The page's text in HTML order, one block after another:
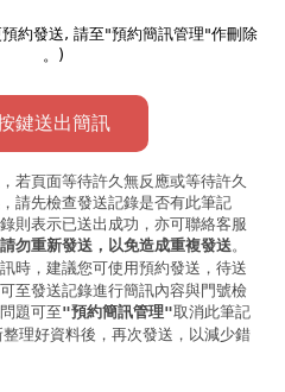
約發送, 請至"預約簡訊管理"作刪除
。)
鍵送出簡訊
若頁面等待許久無反應或等待許久
請先檢查發送記錄是否有此筆記
則表示已送出成功，亦可聯絡客服
請勿重新發送，以免造成重複發送。
時，建議您可使用預約發送 ，待送
至發送記錄進行簡訊內容與門號檢
題可至"預約簡訊管理"取消此筆記
理好資料後，再次發送，以減少錯